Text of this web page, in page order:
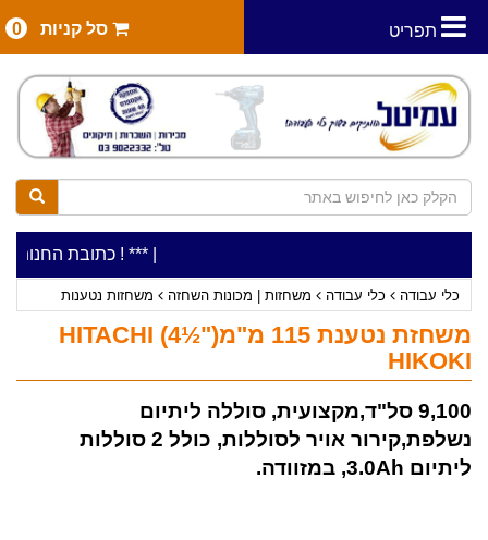
תפריט סל קניות 0
***כתובת החנות: רח' המלאכה 2, ביתן 8 (כניסה ***כלי עבודה להשכרה בתעריף יומי משתלם ! ***
כלי עבודה כלי עבודה משחזות | מכונות השחזה משחזות נטענות
משחזת נטענת 115 מ"מ("½4) HITACHI
HIKOKI
9,100 סל"ד,מקצועית, סוללה ליתיום
נשלפת,קירור אויר לסוללות, כולל 2 סוללות
ליתיום 3.0Ah, במזוודה.